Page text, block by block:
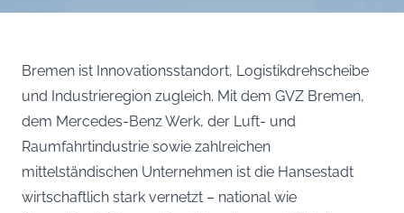
Bremen ist Innovationsstandort, Logistikdrehscheibe
und Industrieregion zugleich. Mit dem GVZ Bremen,
dem Mercedes-Benz Werk, der Luft- und
Raumfahrtindustrie sowie zahlreichen
mittelständischen Unternehmen ist die Hansestadt
wirtschaftlich stark vernetzt – national wie